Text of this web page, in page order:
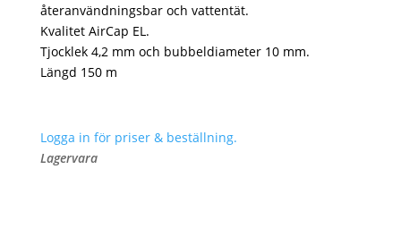
återanvändningsbar och vattentät.
Kvalitet AirCap EL.
Tjocklek 4,2 mm och bubbeldiameter 10 mm.
Längd 150 m
Logga in för priser & beställning.
Lagervara